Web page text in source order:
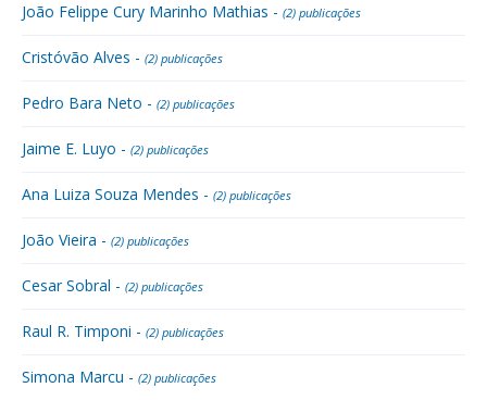
João Felippe Cury Marinho Mathias - (2) publicações
Cristóvão Alves - (2) publicações
Pedro Bara Neto - (2) publicações
Jaime E. Luyo - (2) publicações
Ana Luiza Souza Mendes - (2) publicações
João Vieira - (2) publicações
Cesar Sobral - (2) publicações
Raul R. Timponi - (2) publicações
Simona Marcu - (2) publicações